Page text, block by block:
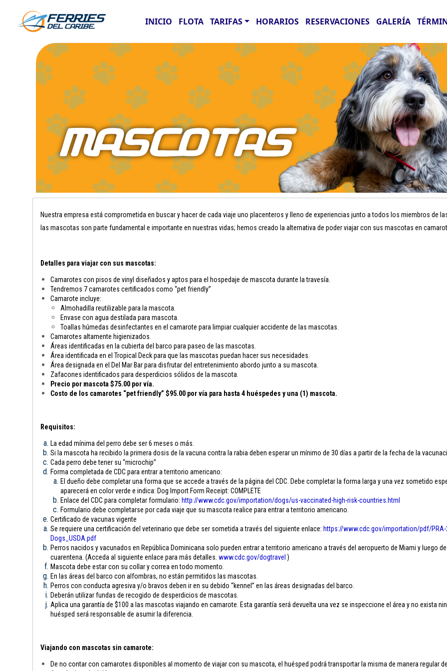
INICIO FLOTA TARIFAS HORARIOS RESERVACIONES GALERÍA
Nuestra empresa está comprometida en buscar y hacer de cada viaje uno placenteros y lleno de experiencias junto a todos los miembros de
las mascotas son parte fundamental e importante en nuestras vidas; hemos creado la alternativa de poder viajar con sus mascotas en
Detalles para viajar con sus mascotas:
Camarotes con pisos de vinyl diseñados y aptos para el hospedaje de mascota durante la travesía.
Tendremos 7 camarotes certificados como “pet friendly”
Camarote incluye:
Almohadilla reutilizable para la mascota.
Envase con agua destilada para mascota.
Toallas húmedas desinfectantes en el camarote para limpiar cualquier accidente de las mascotas.
Camarotes altamente higienizados.
Áreas identificadas en la cubierta del barco para paseo de las mascotas.
Área identificada en el Tropical Deck para que las mascotas puedan hacer sus necesidades.
Área designada en el Del Mar Bar para disfrutar del entretenimiento abordo junto a su mascota.
Zafacones identificados para desperdicios sólidos de la mascota.
Precio por mascota $75.00 por vía.
Costo de los camarotes “pet friendly” $95.00 por vía para hasta 4 huéspedes y una (1) mascota.
Requisitos:
La edad mínima del perro debe ser 6 meses o más.
Si la mascota ha recibido la primera dosis de la vacuna contra la rabia deben esperar un mínimo de 30 días a partir de la fecha de la
Cada perro debe tener su “microchip”
Forma completada de CDC para entrar a territorio americano:
El dueño debe completar una forma que se accede a través de la página del CDC. Debe completar la forma larga y una vez sometido
aparecerá en color verde e indica: Dog Import Form Receipt: COMPLETE
Enlace del CDC para completar formulario: http://www.cdc.gov/importation/dogs/us-vaccinated-high-risk-countries.html
Formulario debe completarse por cada viaje que su mascota realice para entrar a territorio americano.
Certificado de vacunas vigente
Se requiere una certificación del veterinario que debe ser sometida a través del siguiente enlace: https://www.cdc.gov/importation/pdf/PRA-
Dogs_USDA.pdf
Perros nacidos y vacunados en República Dominicana solo pueden entrar a territorio americano a través del aeropuerto de Miami y luego
cuarentena. (Acceda al siguiente enlace para más detalles. www.cdc.gov/dogtravel )
Mascota debe estar con su collar y correa en todo momento.
En las áreas del barco con alfombras, no están permitidos las mascotas.
Perros con conducta agresiva y/o bravos deben ir en su debido “kennel” en las áreas designadas del barco.
Deberán utilizar fundas de recogido de desperdicios de mascotas.
Aplica una garantía de $100 a las mascotas viajando en camarote. Esta garantía será devuelta una vez se inspeccione el área y no exista
huésped será responsable de asumir la diferencia.
Viajando con mascotas sin camarote:
De no contar con camarotes disponibles al momento de viajar con su mascota, el huésped podrá transportar la misma de manera regular